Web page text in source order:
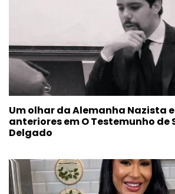
Um olhar da Alemanha Nazista
anteriores em O Testemunho de
Delgado